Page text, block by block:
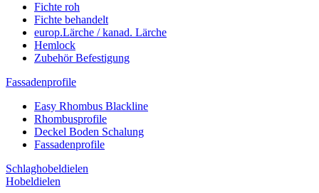
Fichte roh
Fichte behandelt
europ.Lärche / kanad. Lärche
Hemlock
Zubehör Befestigung
Fassadenprofile
Easy Rhombus Blackline
Rhombusprofile
Deckel Boden Schalung
Fassadenprofile
Schlaghobeldielen
Hobeldielen